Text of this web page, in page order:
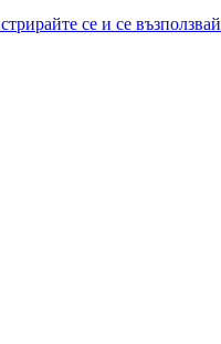
се и се